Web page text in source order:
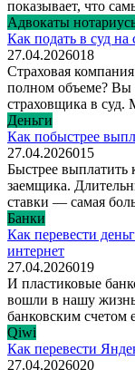
показывает, что
Адвокаты
Как подать в суд
27.04.2026018
Страховая
полном объеме? Вы
страховщика в суд.
Деньги
Как побыстрее
27.04.2026015
Быстрее выплатить
заемщика.
ставки — самая
Банки
Как перевести
интернет
27.04.2026019
И пластиковые
вошли в нашу
банковским счетом
Qiwi
Как перевести
27.04.2026020